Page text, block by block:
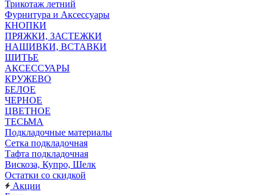
Трикотаж летний
Фурнитура и Аксессуары
КНОПКИ
ПРЯЖКИ, ЗАСТЕЖКИ
НАШИВКИ, ВСТАВКИ
ШИТЬЕ
АКСЕССУАРЫ
КРУЖЕВО
БЕЛОЕ
ЧЕРНОЕ
ЦВЕТНОЕ
ТЕСЬМА
Подкладочные материалы
Сетка подкладочная
Тафта подкладочная
Вискоза, Купро, Шелк
Остатки со скидкой
Акции